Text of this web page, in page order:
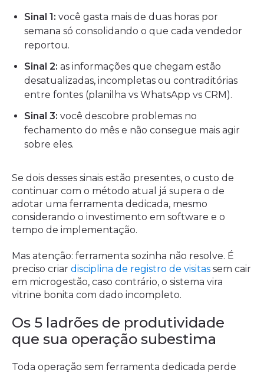
Sinal 1: você gasta mais de duas horas por
semana só consolidando o que cada vendedor
reportou.
Sinal 2: as informações que chegam estão
desatualizadas, incompletas ou contraditórias
entre fontes (planilha vs WhatsApp vs CRM).
Sinal 3: você descobre problemas no
fechamento do mês e não consegue mais agir
sobre eles.
Se dois desses sinais estão presentes, o custo de
continuar com o método atual já supera o de
adotar uma ferramenta dedicada, mesmo
considerando o investimento em software e o
tempo de implementação.
Mas atenção: ferramenta sozinha não resolve. É
preciso criar disciplina de registro de visitas sem cair
em microgestão, caso contrário, o sistema vira
vitrine bonita com dado incompleto.
Os 5 ladrões de produtividade
que sua operação subestima
Toda operação sem ferramenta dedicada perde